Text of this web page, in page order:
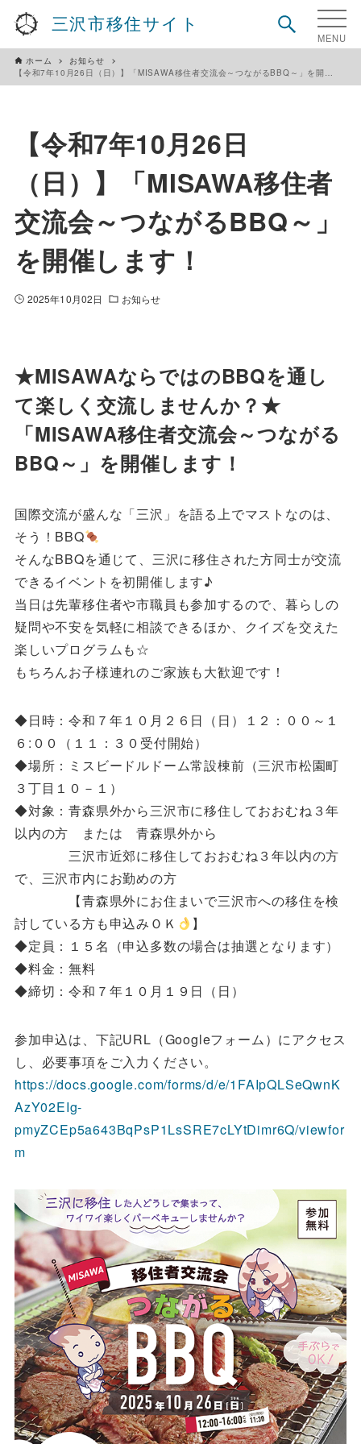
三沢市移住サイト
ホーム
お知らせ
【令和7年10月26日（日）】「MISAWA移住者交流会～つながるBBQ～」を開催します！
【令和7年10月26日
（日）】「MISAWA移住者
交流会～つながるBBQ～」
を開催します！
2025年10月02日 お知らせ
★MISAWAならではのBBQを通し
て楽しく交流しませんか？★
「MISAWA移住者交流会～つながる
BBQ～」を開催します！
国際交流が盛んな「三沢」を語る上でマストなのは、
そう！BBQ
そんなBBQを通じて、三沢に移住された方同士が交流
できるイベントを初開催します♪
当日は先輩移住者や市職員も参加するので、暮らしの
疑問や不安を気軽に相談できるほか、クイズを交えた
楽しいプログラムも☆
もちろんお子様連れのご家族も大歓迎です！
◆日時：令和７年１０月２６日（日）１２：００～１
６:００（１１：３０受付開始）
◆場所：ミスビードルドーム常設棟前（三沢市松園町
３丁目１０－１）
◆対象：青森県外から三沢市に移住しておおむね３年
以内の方 または 青森県外から
三沢市近郊に移住しておおむね３年以内の方
で、三沢市内にお勤めの方
【青森県外にお住まいで三沢市への移住を検
討している方も申込みＯＫ
】
◆定員：１５名（申込多数の場合は抽選となります）
◆料金：無料
◆締切：令和７年１０月１９日（日）
参加申込は、下記URL（Googleフォーム）にアクセス
し、必要事項をご入力ください。
https://docs.google.com/forms/d/e/1FAIpQLSeQwnK
AzY02EIg-
pmyZCEp5a643BqPsP1LsSRE7cLYtDimr6Q/viewfor
m